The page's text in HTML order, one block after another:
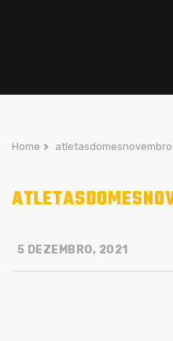
Home >
5 DEZEMBRO, 2021